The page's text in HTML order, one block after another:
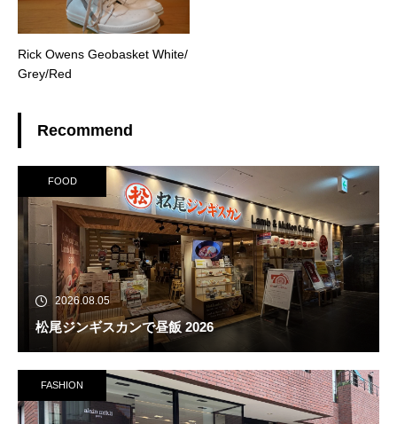
Rick Owens Geobasket White/
Grey/Red
Recommend
FOOD
2026.08.05
松尾ジンギスカンで昼飯 2026
FASHION